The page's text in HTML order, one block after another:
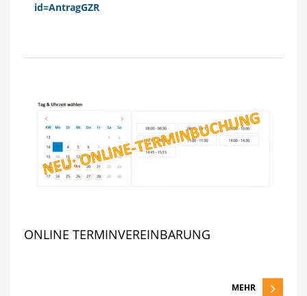
id=AntragGZR
ONLINE TERMINVEREINBARUNG
MEHR